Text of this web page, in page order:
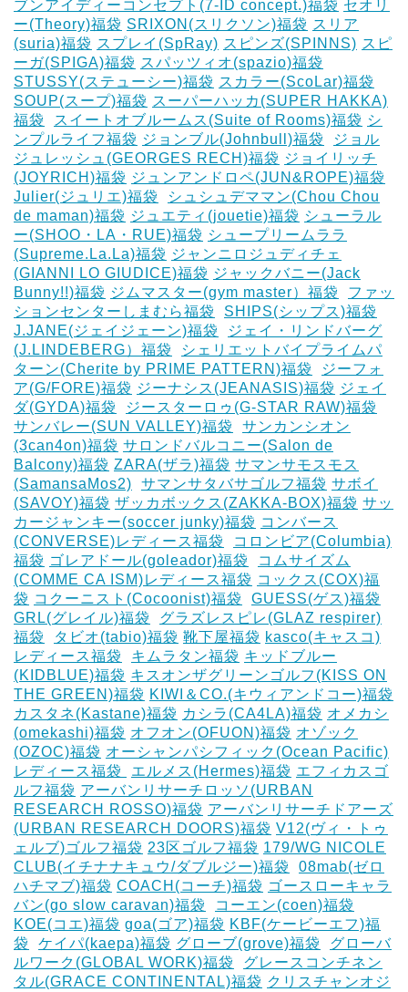
ブンアイディーコンセプト(7-ID concept.)福袋 セオリ
ー(Theory)福袋 SRIXON(スリクソン)福袋 スリア
(suria)福袋 スプレイ(SpRay) スピンズ(SPINNS) スピ
ーガ(SPIGA)福袋 スパッツィオ(spazio)福袋
STUSSY(ステューシー)福袋 スカラー(ScoLar)福袋
SOUP(スープ)福袋 スーパーハッカ(SUPER HAKKA)
福袋
スイートオブルームス(Suite of Rooms)福袋 シ
ンプルライフ福袋 ジョンブル(Johnbull)福袋
ジョル
ジュレッシュ(GEORGES RECH)福袋 ジョイリッチ
(JOYRICH)福袋 ジュンアンドロペ(JUN&ROPE)福袋
Julier(ジュリエ)福袋
シュシュデママン(Chou Chou
de maman)福袋 ジュエティ(jouetie)福袋 シューラル
ー(SHOO・LA・RUE)福袋 シュープリームララ
(Supreme.La.La)福袋 ジャンニロジュディチェ
(GIANNI LO GIUDICE)福袋 ジャックバニー(Jack
Bunny!!)福袋 ジムマスター(gym master）福袋
ファッ
ションセンターしまむら福袋
SHIPS(シップス)福袋
J.JANE(ジェイジェーン)福袋
ジェイ・リンドバーグ
(J.LINDEBERG）福袋
シェリエットバイプライムパ
ターン(Cherite by PRIME PATTERN)福袋
ジーフォ
ア(G/FORE)福袋 ジーナシス(JEANASIS)福袋 ジェイ
ダ(GYDA)福袋
ジースターロゥ(G-STAR RAW)福袋
サンバレー(SUN VALLEY)福袋
サンカンシオン
(3can4on)福袋 サロンドバルコニー(Salon de
Balcony)福袋 ZARA(ザラ)福袋 サマンサモスモス
(SamansaMos2)
サマンサタバサゴルフ福袋 サボイ
(SAVOY)福袋 ザッカボックス(ZAKKA-BOX)福袋 サッ
カージャンキー(soccer junky)福袋 コンバース
(CONVERSE)レディース福袋
コロンビア(Columbia)
福袋 ゴレアドール(goleador)福袋
コムサイズム
(COMME CA ISM)レディース福袋 コックス(COX)福
袋 コクーニスト(Cocoonist)福袋
GUESS(ゲス)福袋
GRL(グレイル)福袋
グラズレスピレ(GLAZ respirer)
福袋
タビオ(tabio)福袋 靴下屋福袋 kasco(キャスコ)
レディース福袋
キムラタン福袋 キッドブルー
(KIDBLUE)福袋 キスオンザグリーンゴルフ(KISS ON
THE GREEN)福袋 KIWI＆CO.(キウィアンドコー)福袋
カスタネ(Kastane)福袋 カシラ(CA4LA)福袋 ‎オメカシ
(omekashi)福袋 オフオン(OFUON)福袋 オゾック
(OZOC)福袋 オーシャンパシフィック(Ocean Pacific)
レディース福袋 ‎
エルメス(Hermes)福袋 エフィカスゴ
ルフ福袋 アーバンリサーチロッソ(URBAN
RESEARCH ROSSO)福袋 アーバンリサーチドアーズ
(URBAN RESEARCH DOORS)福袋 V12(ヴィ・トゥ
ェルブ)ゴルフ福袋 23区ゴルフ福袋 179/WG NICOLE
CLUB(イチナナキュウ/ダブルジー)福袋
08mab(ゼロ
ハチマブ)福袋 COACH(コーチ)福袋 ゴースローキャラ
バン(go slow caravan)福袋
コーエン(coen)福袋
KOE(コエ)福袋 goa(ゴア)福袋 KBF(ケービーエフ)福
袋
ケイパ(kaepa)福袋 グローブ(grove)福袋
グローバ
ルワーク(GLOBAL WORK)福袋
グレースコンチネン
タル(GRACE CONTINENTAL)福袋 クリスチャンオジ